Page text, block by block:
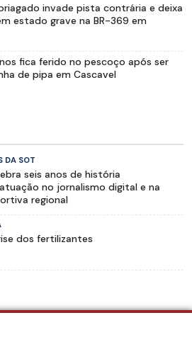
invade pista contrária e deixa
estado grave na BR-369 em
fica ferido no pescoço após ser
de pipa em Cascavel
DA SOT
seis anos de história
no jornalismo digital e na
regional
dos fertilizantes